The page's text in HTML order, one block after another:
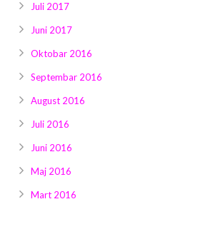
Juli 2017
Juni 2017
Oktobar 2016
Septembar 2016
August 2016
Juli 2016
Juni 2016
Maj 2016
Mart 2016